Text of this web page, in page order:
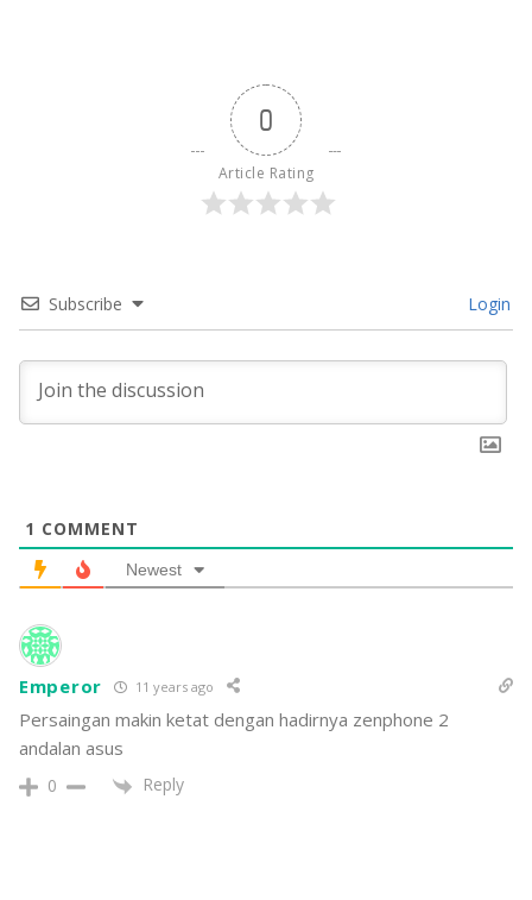
0
Article Rating
Subscribe Login
1 COMMENT
Newest
Emperor 11 years ago
Persaingan makin ketat dengan hadirnya zenphone 2
andalan asus
0 Reply